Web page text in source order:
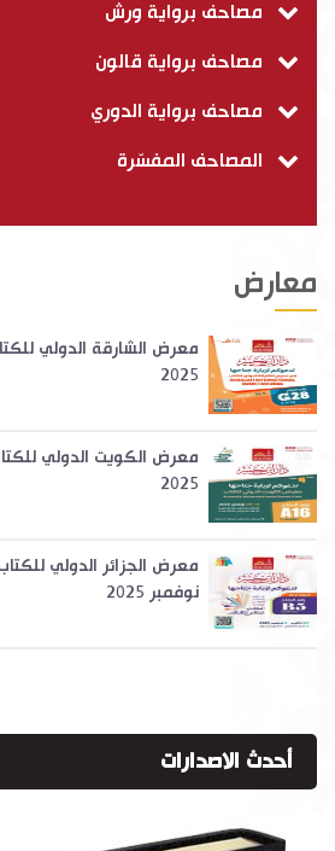
مصاحف برواية ورش
مصاحف برواية قالون
مصاحف برواية الدوري
المصاحف المفسّرة
معارض
2025
2025
نوفمبر 2025
أحدث الاصدارات